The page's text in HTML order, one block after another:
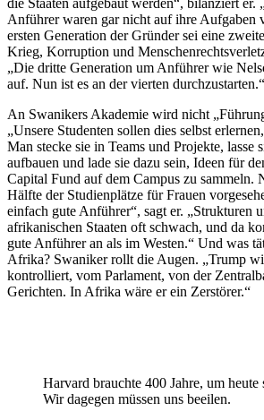
Anführer waren gar nicht auf ihre Aufgaben
ersten Generation der Gründer sei eine
Krieg, Korruption und
„Die dritte Generation um Anführer wie
auf. Nun ist es an der vierten durchzustarten.“
An Swanikers Akademie wird nicht
„Unsere Studenten sollen dies selbst
Man stecke sie in Teams und Projekte, lasse
aufbauen und lade sie dazu sein, Ideen für
Capital Fund auf dem Campus zu sammeln.
Hälfte der Studienplätze für Frauen
einfach gute Anführer“, sagt er. „Strukturen
afrikanischen Staaten oft schwach, und da
gute Anführer an als im Westen.“ Und was
Afrika? Swaniker rollt die Augen. „Trump
kontrolliert, vom Parlament, von der
Gerichten. In Afrika wäre er ein Zerstörer.“
Harvard brauchte 400 Jahre, um heute
Wir dagegen müssen uns beeilen.